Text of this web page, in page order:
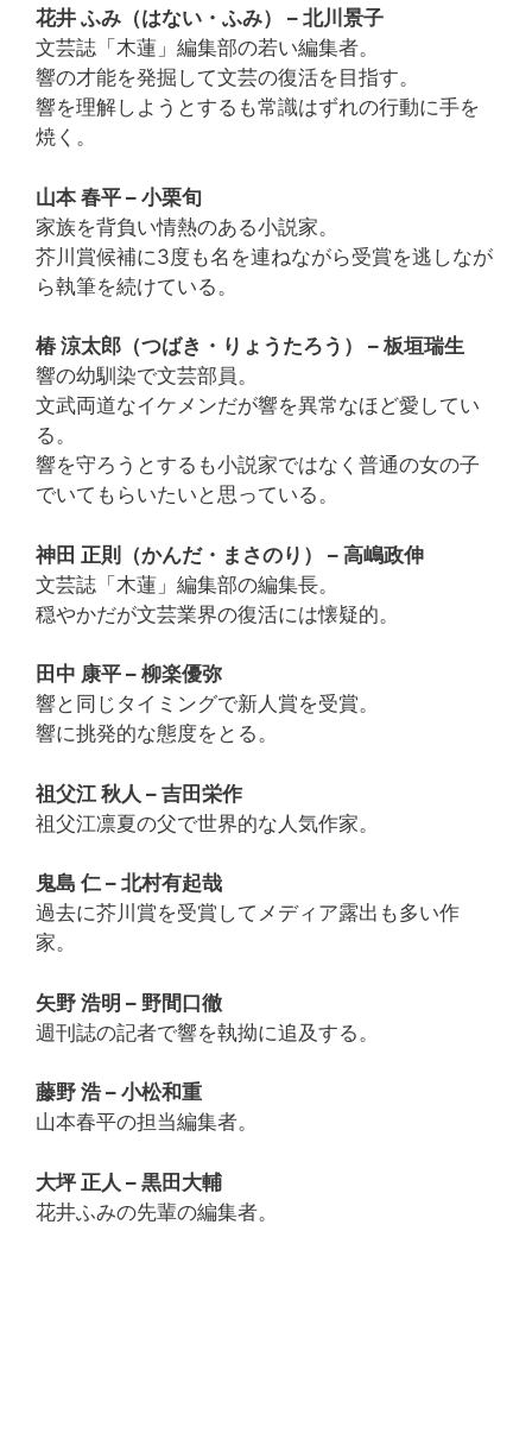
花井 ふみ（はない・ふみ） – 北川景子
文芸誌「木蓮」編集部の若い編集者。
響の才能を発掘して文芸の復活を目指す。
響を理解しようとするも常識はずれの行動に手を
焼く。
山本 春平 – 小栗旬
家族を背負い情熱のある小説家。
芥川賞候補に3度も名を連ねながら受賞を逃しなが
ら執筆を続けている。
椿 涼太郎（つばき・りょうたろう） – 板垣瑞生
響の幼馴染で文芸部員。
文武両道なイケメンだが響を異常なほど愛してい
る。
響を守ろうとするも小説家ではなく普通の女の子
でいてもらいたいと思っている。
神田 正則（かんだ・まさのり） – 高嶋政伸
文芸誌「木蓮」編集部の編集長。
穏やかだが文芸業界の復活には懐疑的。
田中 康平 – 柳楽優弥
響と同じタイミングで新人賞を受賞。
響に挑発的な態度をとる。
祖父江 秋人 – 吉田栄作
祖父江凛夏の父で世界的な人気作家。
鬼島 仁 – 北村有起哉
過去に芥川賞を受賞してメディア露出も多い作
家。
矢野 浩明 – 野間口徹
週刊誌の記者で響を執拗に追及する。
藤野 浩 – 小松和重
山本春平の担当編集者。
大坪 正人 – 黒田大輔
花井ふみの先輩の編集者。